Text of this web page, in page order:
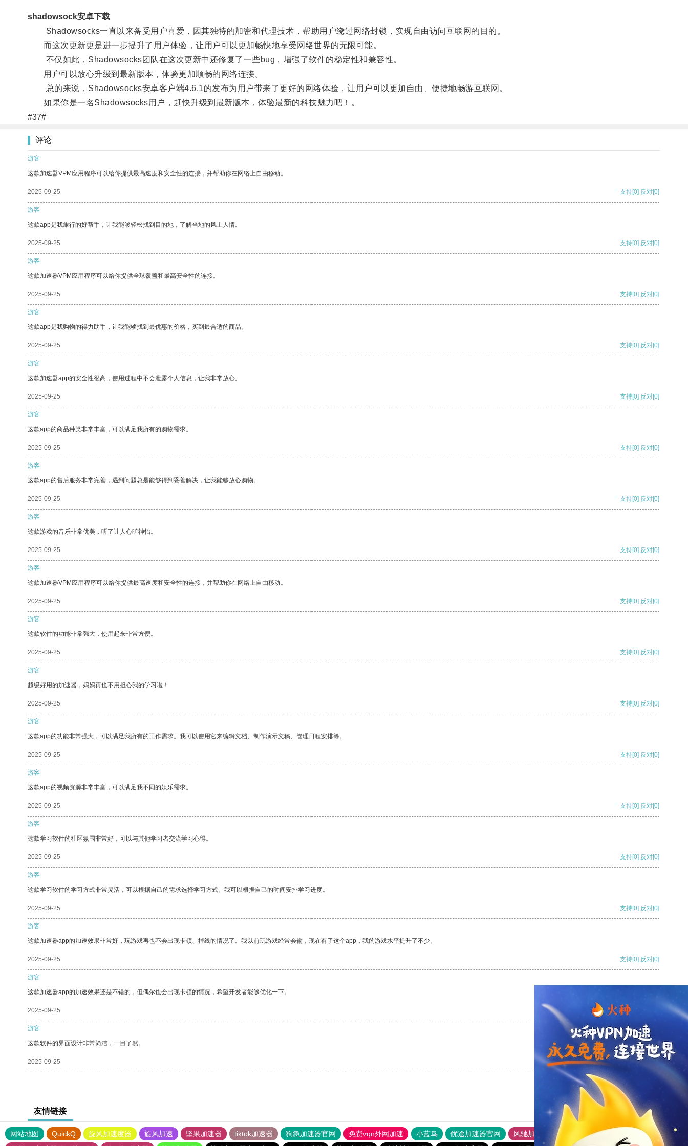
shadowsock安卓下载
Shadowsocks一直以来备受用户喜爱，因其独特的加密和代理技术，帮助用户绕过网络封锁，实现自由访问互联网的目的。
而这次更新更是进一步提升了用户体验，让用户可以更加畅快地享受网络世界的无限可能。
不仅如此，Shadowsocks团队在这次更新中还修复了一些bug，增强了软件的稳定性和兼容性。
用户可以放心升级到最新版本，体验更加顺畅的网络连接。
总的来说，Shadowsocks安卓客户端4.6.1的发布为用户带来了更好的网络体验，让用户可以更加自由、便捷地畅游互联网。
如果你是一名Shadowsocks用户，赶快升级到最新版本，体验最新的科技魅力吧！。
#37#
评论
游客
这款加速器VPM应用程序可以给你提供最高速度和安全性的连接，并帮助你在网络上自由移动。
2025-09-25 支持[0] 反对[0]
游客
这款app是我旅行的好帮手，让我能够轻松找到目的地，了解当地的风土人情。
2025-09-25 支持[0] 反对[0]
游客
这款加速器VPM应用程序可以给你提供全球覆盖和最高安全性的连接。
2025-09-25 支持[0] 反对[0]
游客
这款app是我购物的得力助手，让我能够找到最优惠的价格，买到最合适的商品。
2025-09-25 支持[0] 反对[0]
游客
这款加速器app的安全性很高，使用过程中不会泄露个人信息，让我非常放心。
2025-09-25 支持[0] 反对[0]
游客
这款app的商品种类非常丰富，可以满足我所有的购物需求。
2025-09-25 支持[0] 反对[0]
游客
这款app的售后服务非常完善，遇到问题总是能够得到妥善解决，让我能够放心购物。
2025-09-25 支持[0] 反对[0]
游客
这款游戏的音乐非常优美，听了让人心旷神怡。
2025-09-25 支持[0] 反对[0]
游客
这款加速器VPM应用程序可以给你提供最高速度和安全性的连接，并帮助你在网络上自由移动。
2025-09-25 支持[0] 反对[0]
游客
这款软件的功能非常强大，使用起来非常方便。
2025-09-25 支持[0] 反对[0]
游客
超级好用的加速器，妈妈再也不用担心我的学习啦！
2025-09-25 支持[0] 反对[0]
游客
这款app的功能非常强大，可以满足我所有的工作需求。我可以使用它来编辑文档、制作演示文稿、管理日程安排等。
2025-09-25 支持[0] 反对[0]
游客
这款app的视频资源非常丰富，可以满足我不同的娱乐需求。
2025-09-25 支持[0] 反对[0]
游客
这款学习软件的社区氛围非常好，可以与其他学习者交流学习心得。
2025-09-25 支持[0] 反对[0]
游客
这款学习软件的学习方式非常灵活，可以根据自己的需求选择学习方式。我可以根据自己的时间安排学习进度。
2025-09-25 支持[0] 反对[0]
游客
这款加速器app的加速效果非常好，玩游戏再也不会出现卡顿、掉线的情况了。我以前玩游戏经常会输，现在有了这个app，我的游戏水平提升了不少。
2025-09-25 支持[0] 反对[0]
游客
这款加速器app的加速效果还是不错的，但偶尔也会出现卡顿的情况，希望开发者能够优化一下。
2025-09-25 支持
游客
这款软件的界面设计非常简洁，一目了然。
2025-09-25 支持 [0] 反对
友情链接
网站地图 QuickQ 旋风加速度器 旋风加速 坚果加速器 tiktok加速器 狗急加速器官网 免费vqn外网加速 小蓝鸟 优途加速器官网 风驰加速器
旋风加速器